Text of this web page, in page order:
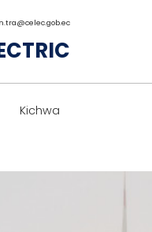
Kichwa